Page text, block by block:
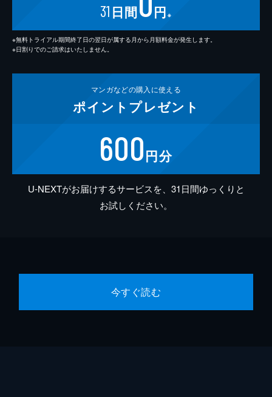
31 日間 円 ※
※無料トライアル期間終了日の翌日が属する月から月額料金が発生します。
※日割りでのご請求はいたしません。
マンガなどの購入に使える
ポイント プレゼント
600円分
U-NEXTがお届けするサービスを、31日間ゆっくりと
お試しください。
今すぐ読む